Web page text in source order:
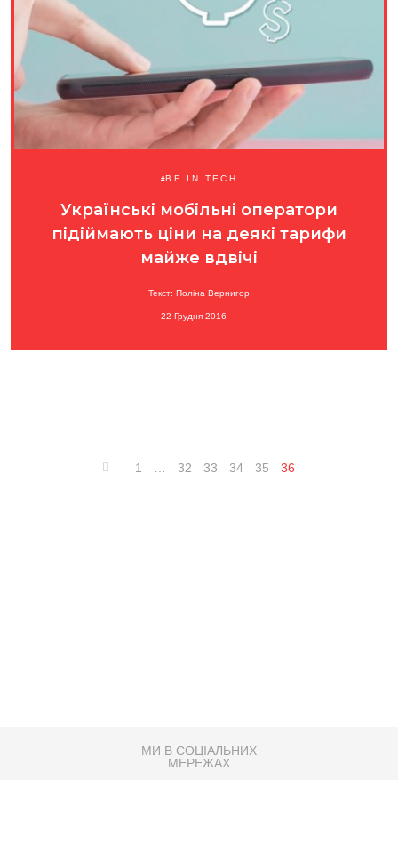
BE IN TECH
Українські мобільні оператори
підіймають ціни на деякі тарифи
майже вдвічі
Текст: Поліна Вернигор
22 Грудня 2016
1 32 33 34 35 36
МИ В СОЦІАЛЬНИХ
МЕРЕЖАХ